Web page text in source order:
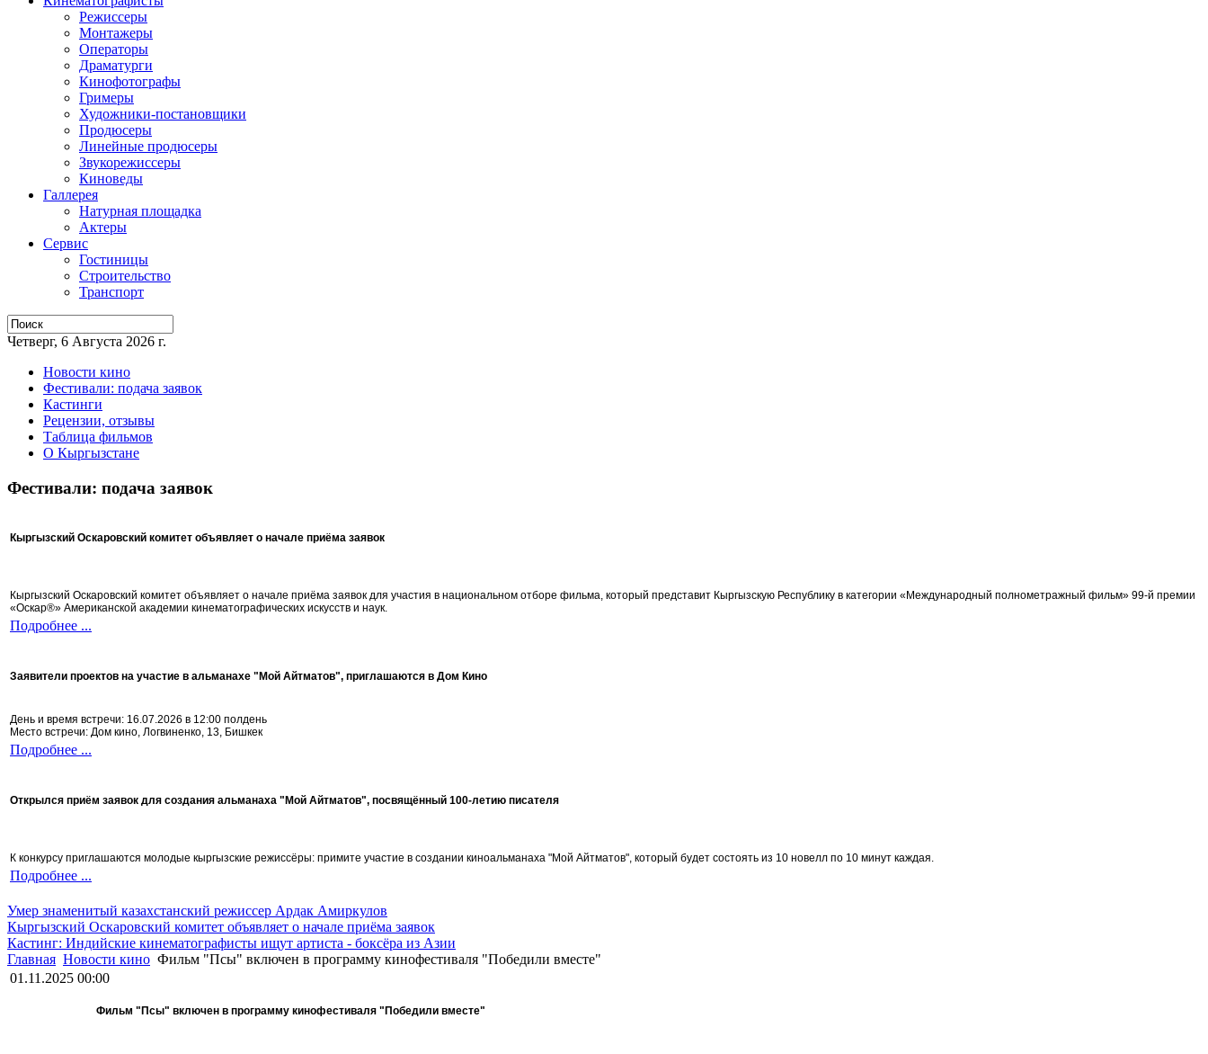
Режиссеры
Монтажеры
Операторы
Драматурги
Кинофотографы
Гримеры
Художники-постановщики
Продюсеры
Линейные продюсеры
Звукорежиссеры
Киноведы
Галлерея
Натурная площадка
Актеры
Сервис
Гостиницы
Строительство
Транспорт
Четверг, 6 Августа 2026 г.
Новости кино
Фестивали: подача заявок
Кастинги
Рецензии, отзывы
Таблица фильмов
О Кыргызстане
Фестивали: подача заявок
Кыргызский Оскаровский комитет объявляет о начале приёма заявок
Кыргызский Оскаровский комитет объявляет о начале приёма заявок для участия в национальном отборе фильма, который представит Кыргызскую Республику в категории «Международный полнометражный фильм» 99-й премии
«Оскар®» Американской академии кинематографических искусств и наук.
Подробнее ...
Заявители проектов на участие в альманахе "Мой Айтматов", приглашаются в Дом Кино
День и время встречи: 16.07.2026 в 12:00 полдень
Место встречи: Дом кино, Логвиненко, 13, Бишкек
Подробнее ...
Открылся приём заявок для создания альманаха "Мой Айтматов", посвящённый 100-летию писателя
К конкурсу приглашаются молодые кыргызские режиссёры: примите участие в создании киноальманаха "Мой Айтматов", который будет состоять из 10 новелл по 10 минут каждая.
Подробнее ...
Умер знаменитый казахстанский режиссер Ардак Амиркулов
Кыргызский Оскаровский комитет объявляет о начале приёма заявок
Кастинг: Индийские кинематографисты ищут артиста - боксёра из Азии
Главная Новости кино Фильм "Псы" включен в программу кинофестиваля "Победили вместе"
01.11.2025 00:00
Фильм "Псы" включен в программу кинофестиваля "Победили вместе"